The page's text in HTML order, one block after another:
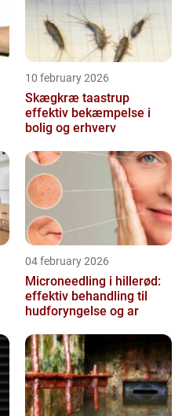
10 february 2026
Skægkræ taastrup
effektiv bekæmpelse i
bolig og erhverv
04 february 2026
Microneedling i hillerød:
effektiv behandling til
hudforyngelse og ar